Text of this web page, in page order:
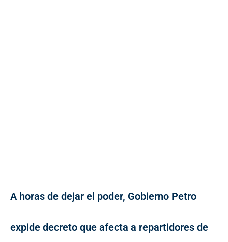
A horas de dejar el poder, Gobierno Petro
expide decreto que afecta a repartidores de